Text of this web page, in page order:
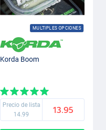
MULTIPLES OPCIONES
Korda Boom
Precio de lista
14.99
13.95